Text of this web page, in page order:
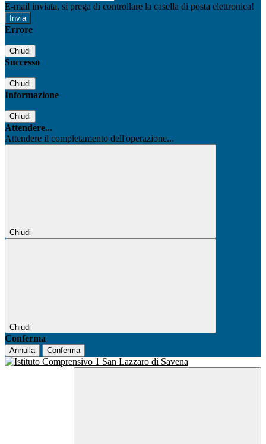
E-mail inviata, si prega di controllare la casella di posta elettronica!
Errore
Chiudi
Successo
Chiudi
Informazione
Chiudi
Attendere...
Attendere il completamento dell'operazione...
Chiudi
Chiudi
Conferma
Annulla Conferma